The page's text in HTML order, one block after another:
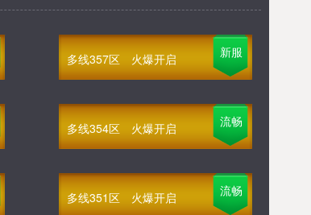
多线357区 火爆开启 新服
多线354区 火爆开启 流畅
多线351区 火爆开启 流畅